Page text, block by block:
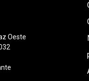
Oeste